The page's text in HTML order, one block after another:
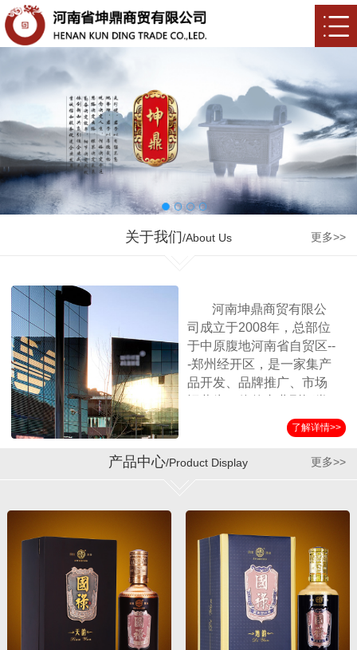
关于我们/About Us 更多>>
河南坤鼎商贸有限公
司成立于2008年，总部位
于中原腹地河南省自贸区--
-郑州经开区，是一家集产
品开发、品牌推广、市场
营销企业。公司始终坚持
以消费者诉求为导向，客
户满意为服务标准，秉承
的支持和公司员工的努力
公司自成立以来与贵州第
三大酱酒生产企业——贵
州省仁怀市茅台镇国宝酒
厂结为战略合作伙伴，经
过双方的共同努力，成功
推出并运作了国宝系列产
了解详情>>
产品中心/Product Display 更多>>